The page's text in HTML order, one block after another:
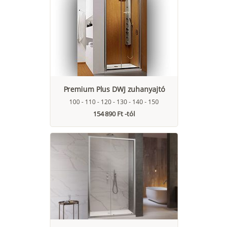
Premium Plus DWJ zuhanyajtó
100 - 110 - 120 - 130 - 140 - 150
154 890 Ft -tól